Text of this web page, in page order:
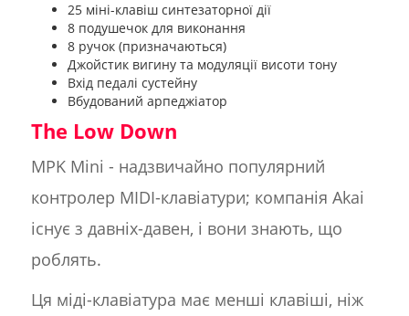
25 міні-клавіш синтезаторної дії
8 подушечок для виконання
8 ручок (призначаються)
Джойстик вигину та модуляції висоти тону
Вхід педалі сустейну
Вбудований арпеджіатор
The Low Down
MPK Mini - надзвичайно популярний
контролер MIDI-клавіатури; компанія Akai
існує з давніх-давен, і вони знають, що
роблять.
Ця міді-клавіатура має менші клавіші, ніж